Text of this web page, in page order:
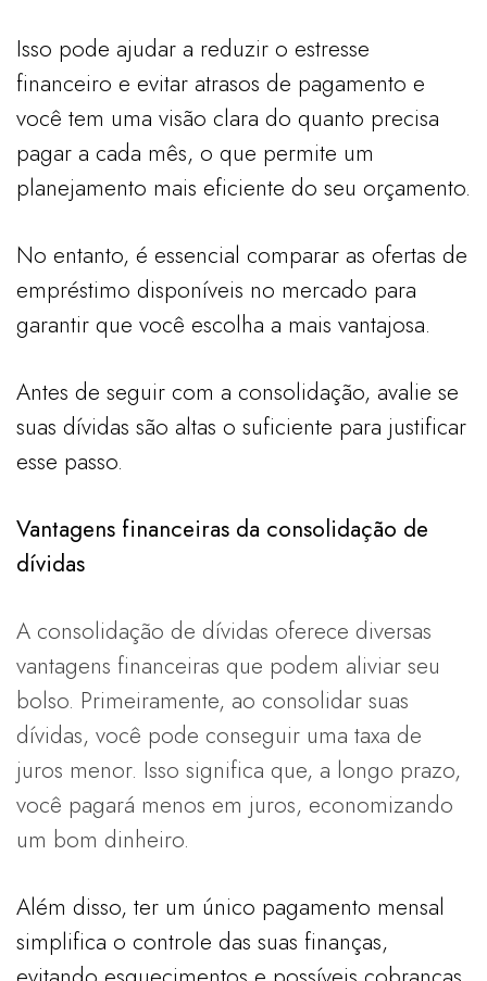
Isso pode ajudar a reduzir o estresse
financeiro e evitar atrasos de pagamento e
você tem uma visão clara do quanto precisa
pagar a cada mês, o que permite um
planejamento mais eficiente do seu orçamento.
No entanto, é essencial comparar as ofertas de
empréstimo disponíveis no mercado para
garantir que você escolha a mais vantajosa.
Antes de seguir com a consolidação, avalie se
suas dívidas são altas o suficiente para justificar
esse passo.
Vantagens financeiras da consolidação de
dívidas
A consolidação de dívidas oferece diversas
vantagens financeiras que podem aliviar seu
bolso. Primeiramente, ao consolidar suas
dívidas, você pode conseguir uma taxa de
juros menor. Isso significa que, a longo prazo,
você pagará menos em juros, economizando
um bom dinheiro.
Além disso, ter um único pagamento mensal
simplifica o controle das suas finanças,